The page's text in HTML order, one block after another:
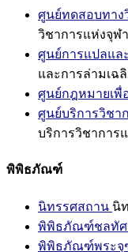
ศูนย์ทดสอบทาง
วิชาการแห่งจุฬ
ศูนย์การแปลแล
และการล่ามเฉ
ศูนย์กฎหมายเพื่
ศูนย์บริการวิชา
บริการวิชาการ
พิพิธภัณฑ์
นิทรรศสถาน นิ
พิพิธภัณฑ์ชลทัศ
พิพิธภัณฑ์พระจุ